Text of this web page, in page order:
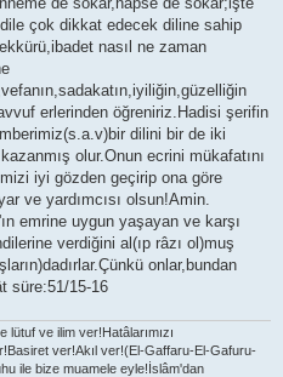
çok dikkat edecek diline sahip
nasıl ne zaman
erlerinden öğreniriz.Hadisi şerifin
dilini bir de iki
olur.Onun ecrini mükafatını
iyi gözden geçirip ona göre
ve yardımcısı olsun!Amin.
emrine uygun yaşayan ve karşı
verdiğini al(ıp râzı ol)muş
onlar,bundan
süre:51/15-16
lütuf ve ilim ver!Hatâlarımızı
ver!Akıl ver!(El-Gaffaru-El-Gafuru-
ile bize muamele eyle!İslâm'dan